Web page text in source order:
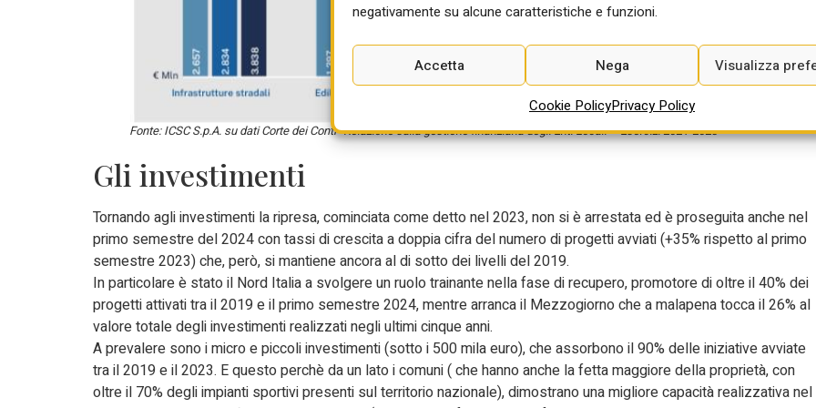
negativamente su alcune caratteristiche e funzioni.
Accetta Nega Visualizza
Cookie PolicyPrivacy Policy
Fonte: ICSC S.p.A. su dati Corte dei Conti “Relazione sulla gestione finanziaria degli Enti Locali – Esercizi 2021-2023”
Gli investimenti
Tornando agli investimenti la ripresa, cominciata come detto nel 2023, non si è arrestata ed è proseguita anche nel
primo semestre del 2024 con tassi di crescita a doppia cifra del numero di progetti avviati (+35% rispetto al primo
semestre 2023) che, però, si mantiene ancora al di sotto dei livelli del 2019.
In particolare è stato il Nord Italia a svolgere un ruolo trainante nella fase di recupero, promotore di oltre il 40% dei
progetti attivati tra il 2019 e il primo semestre 2024, mentre arranca il Mezzogiorno che a malapena tocca il 26% al
valore totale degli investimenti realizzati negli ultimi cinque anni.
A prevalere sono i micro e piccoli investimenti (sotto i 500 mila euro), che assorbono il 90% delle iniziative avviate
tra il 2019 e il 2023. E questo perchè da un lato i comuni ( che hanno anche la fetta maggiore della proprietà, con
oltre il 70% degli impianti sportivi presenti sul territorio nazionale), dimostrano una migliore capacità realizzativa nel